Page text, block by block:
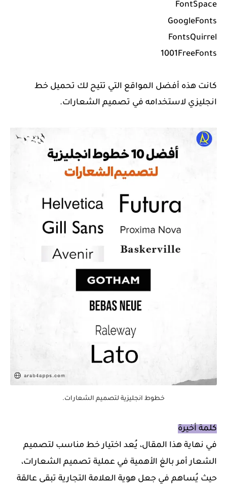
FontSpace
GoogleFonts
FontsQuirrel
1001FreeFonts
كانت هذه أفضل المواقع التي تتيح لك تحميل خط
انجليزي لاستخدامه في تصميم الشعارات.
خطوط انجليزية لتصميم الشعارات.
كلمة أخيرة
في نهاية هذا المقال، يُعد اختيار خط مناسب لتصميم
الشعار أمر بالغ الأهمية في عملية تصميم الشعارات،
حيث يُساهم في جعل هوية العلامة التجارية تبقى عالقة